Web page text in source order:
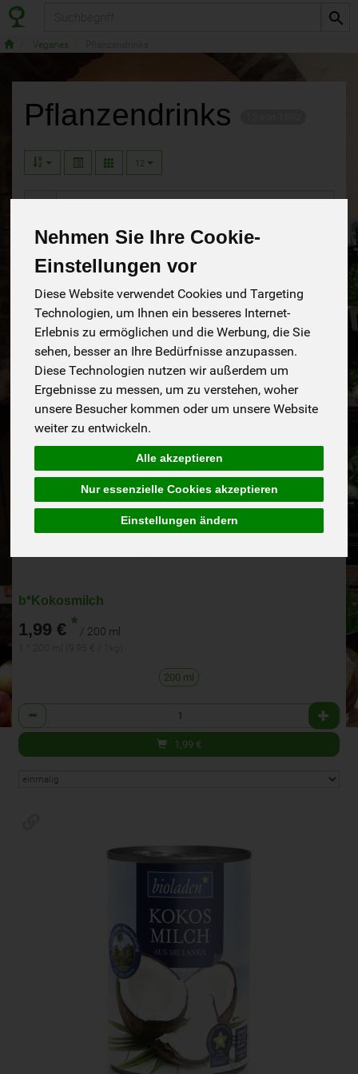
Nehmen Sie Ihre Cookie-
Einstellungen vor
Diese Website verwendet Cookies und Targeting
Technologien, um Ihnen ein besseres Internet-
Erlebnis zu ermöglichen und die Werbung, die Sie
sehen, besser an Ihre Bedürfnisse anzupassen.
Diese Technologien nutzen wir außerdem um
Ergebnisse zu messen, um zu verstehen, woher
unsere Besucher kommen oder um unsere Website
weiter zu entwickeln.
Alle akzeptieren
Nur essenzielle Cookies akzeptieren
Einstellungen ändern
Veganes
Pflanzendrinks
12
Hersteller Ernährung Allergene
b*Kokosmilch
1,99 € * / 200 ml
200 ml
Anzahl
1,99 €